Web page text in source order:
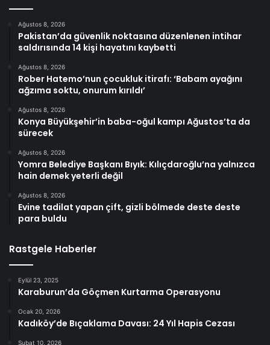
Ağustos 8, 2026
Pakistan’da güvenlik noktasına düzenlenen intihar
saldırısında 14 kişi hayatını kaybetti
Ağustos 8, 2026
Rober Hatemo’nun çocukluk itirafı: ‘Babam ayağını
ağzıma soktu, onurum kırıldı’
Ağustos 8, 2026
Konya Büyükşehir’in baba-oğul kampı Ağustos’ta da
sürecek
Ağustos 8, 2026
Yomra Belediye Başkanı Bıyık: Kılıçdaroğlu’na yalnızca
hain demek yeterli değil
Ağustos 8, 2026
Evine tadilat yapan çift, gizli bölmede deste deste
para buldu
Rastgele Haberler
Eylül 23, 2025
Karaburun’da Göçmen Kurtarma Operasyonu
Ocak 20, 2026
Kadıköy’de Bıçaklama Davası: 24 Yıl Hapis Cezası
Şubat 10, 2026